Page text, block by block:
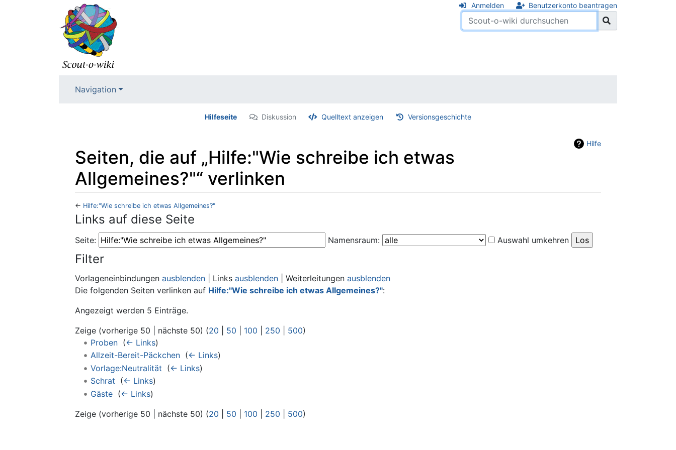
Anmelden Benutzerkonto beantragen
Navigation
Hilfeseite Diskussion Quelltext anzeigen Versionsgeschichte
Hilfe
Seiten, die auf „Hilfe:"Wie schreibe ich etwas
Allgemeines?"“ verlinken
← Hilfe:"Wie schreibe ich etwas Allgemeines?"
Wechseln zu:Navigation ,Suche
Links auf diese Seite
Seite: Namensraum: Auswahl umkehren
Filter
Vorlageneinbindungen ausblenden | Links ausblenden | Weiterleitungen ausblenden
Die folgenden Seiten verlinken auf Hilfe:"Wie schreibe ich etwas Allgemeines?":
Angezeigt werden 5 Einträge.
Zeige (vorherige 50 | nächste 50) (20 50 100 250 500)
Proben‎ (← Links)
Allzeit-Bereit-Päckchen‎ (← Links)
Vorlage:Neutralität (← Links)
Schrat (← Links)
Gäste‎ (← Links)
Zeige (vorherige 50 | nächste 50) (20 50 100 250 500)